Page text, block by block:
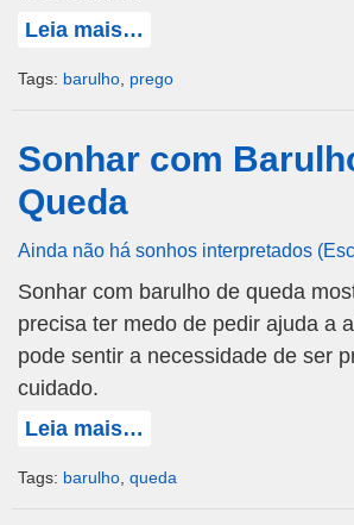
Leia mais…
Tags: barulho prego
Sonhar com
Queda
Ainda não há sonhos interpretados
Sonhar com barulho de queda
precisa ter medo de pedir ajuda a
pode sentir a necessidade de ser
cuidado.
Leia mais…
Tags: barulho queda